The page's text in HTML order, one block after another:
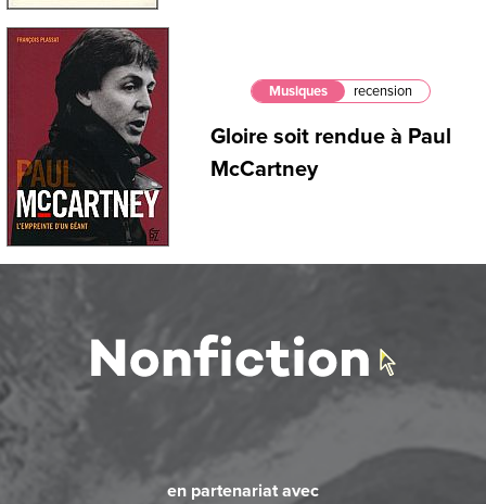
Musiques recension
Gloire soit rendue à Paul
McCartney
en partenariat avec